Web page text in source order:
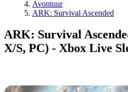
Avontuur
ARK: Survival Ascended
ARK: Survival
X/S, PC) - Xbox Live